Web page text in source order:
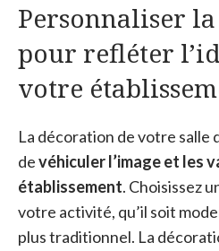
Personnaliser
pour refléter
votre
La décoration de votre salle
devéhiculer l’image et les
établissement. Choisissez
votre activité, qu’il soit
plus traditionnel. La